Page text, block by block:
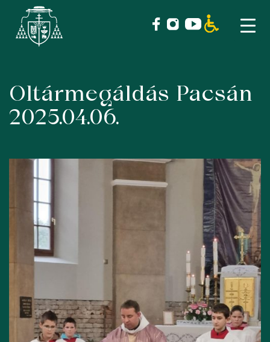
Skip
content
Oltármegáldás Pacsán
2025.04.06.